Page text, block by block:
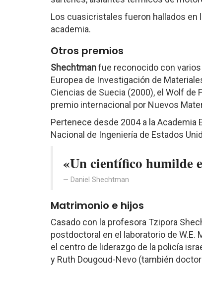
Los cuasicristales fueron hallados en
academia.
Otros premios
Shechtmanfue reconocido con
Europea de Investigación de
Ciencias de Suecia (2000), el Wolf de
premio internacional por Nuevos
Pertenece desde 2004 a la Academia
Nacional de Ingeniería de Estados
«Un científico humilde
Daniel Shechtman
Matrimonio e hijos
Casado con la profesora Tzipora
postdoctoral en el laboratorio de W.E.
el centro de liderazgo de la policía
y Ruth Dougoud-Nevo (también